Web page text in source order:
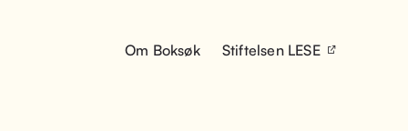
Om Boksøk Stiftelsen LESE